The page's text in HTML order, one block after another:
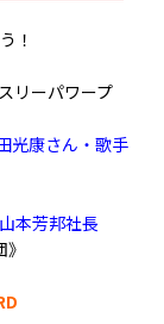
！
リーパワープ
光康さん・歌手
本芳邦社長